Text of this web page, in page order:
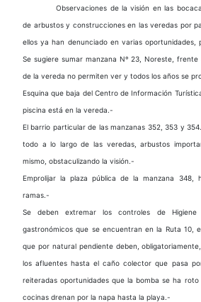
Observaciones de la visión en las
de arbustos y construcciones en las veredas por
ellos ya han denunciado en varias oportunidades,
Se sugiere sumar manzana Nº 23, Noreste,
de la vereda no permiten ver y todos los años se
Esquina que baja del Centro de Información
piscina está en la vereda.-
El barrio particular de las manzanas 352, 353 y
todo a lo largo de las veredas, arbustos
mismo, obstaculizando la visión.-
Emprolijar la plaza pública de la manzana 348,
ramas.-
Se deben extremar los controles de
gastronómicos que se encuentran en la Ruta 10,
que por natural pendiente deben,
los afluentes hasta el caño colector que pasa
reiteradas oportunidades que la bomba se ha
cocinas drenan por la napa hasta la playa.-